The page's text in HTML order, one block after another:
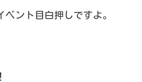
ント目白押しですよ。